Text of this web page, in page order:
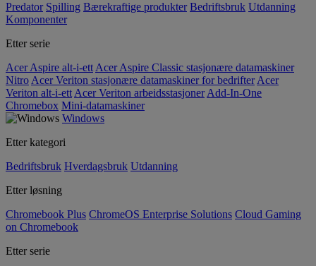
Predator Spilling Bærekraftige produkter Bedriftsbruk Utdanning
Komponenter
Etter serie
Acer Aspire alt-i-ett Acer Aspire Classic stasjonære datamaskiner
Nitro Acer Veriton stasjonære datamaskiner for bedrifter Acer
Veriton alt-i-ett Acer Veriton arbeidsstasjoner Add-In-One
Chromebox Mini-datamaskiner
Windows
Etter kategori
Bedriftsbruk Hverdagsbruk Utdanning
Etter løsning
Chromebook Plus ChromeOS Enterprise Solutions Cloud Gaming
on Chromebook
Etter serie